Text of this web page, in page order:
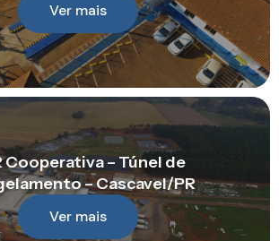
Ver mais
Cooperativa – Túnel de
– Cascavel/PR
Ver mais